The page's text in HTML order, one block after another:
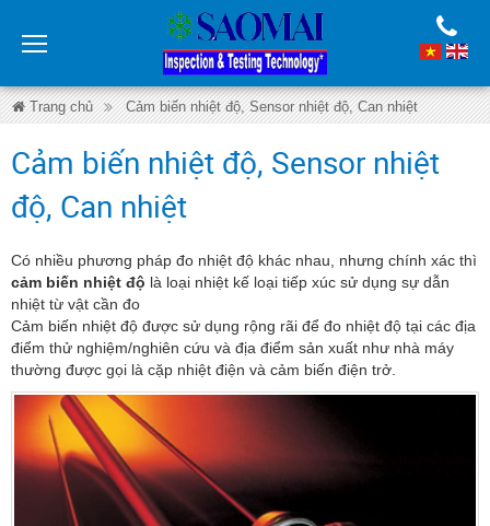
Trang chủ
Cảm biến nhiệt độ, Sensor nhiệt độ, Can nhiệt
Cảm biến nhiệt độ, Sensor nhiệt độ, Can nhiệt
Cảm biến nhiệt độ, Sensor nhiệt
độ, Can nhiệt
Có nhiều phương pháp đo nhiệt độ khác nhau, nhưng chính xác thì
cảm biến nhiệt độ là loại nhiệt kế loại tiếp xúc sử dụng sự dẫn
nhiệt từ vật cần đo
Cảm biến nhiệt độ được sử dụng rộng rãi để đo nhiệt độ tại các địa
điểm thử nghiệm/nghiên cứu và địa điểm sản xuất như nhà máy
thường được gọi là cặp nhiệt điện và cảm biến điện trở.